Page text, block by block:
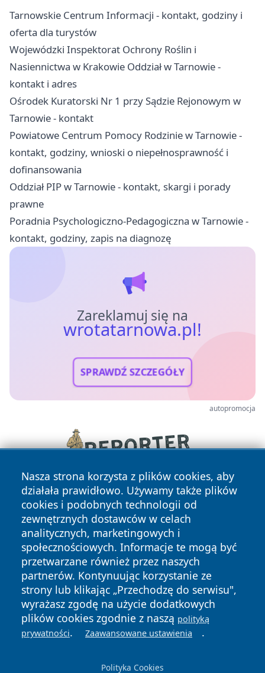
Tarnowskie Centrum Informacji - kontakt, godziny i
oferta dla turystów
Wojewódzki Inspektorat Ochrony Roślin i
Nasiennictwa w Krakowie Oddział w Tarnowie -
kontakt i adres
Ośrodek Kuratorski Nr 1 przy Sądzie Rejonowym w
Tarnowie - kontakt
Powiatowe Centrum Pomocy Rodzinie w Tarnowie -
kontakt, godziny, wnioski o niepełnosprawność i
dofinansowania
Oddział PIP w Tarnowie - kontakt, skargi i porady
prawne
Poradnia Psychologiczno-Pedagogiczna w Tarnowie -
kontakt, godziny, zapis na diagnozę
Zareklamuj się na
wrotatarnowa.pl!
SPRAWDŹ SZCZEGÓŁY
autopromocja
Nasza strona korzysta z plików cookies, aby
działała prawidłowo. Używamy także plików
cookies i podobnych technologii od
zewnętrznych dostawców w celach
analitycznych, marketingowych i
społecznościowych. Informacje te mogą być
przetwarzane również przez naszych
partnerów. Kontynuując korzystanie ze
strony lub klikając „Przechodzę do serwisu",
wyrażasz zgodę na użycie dodatkowych
plików cookies zgodnie z naszą polityką
prywatności. Zaawansowane ustawienia .
Polityka Cookies
Copyright © 2026 wrotatarnowa.pl Wszystkie prawa
zastrzeżone.
News Autorzy
Polityka
Prywatności
Polityka
Cookies